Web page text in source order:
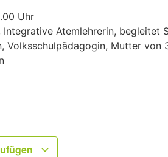
Uhr
Integrative Atemlehrerin, begleitet
Volksschulpädagogin, Mutter von